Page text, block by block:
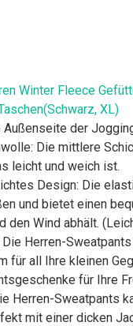
Winter Fleece
XL)
der
Die mittlere
leicht und weich ist.
Design: Die
und bietet einen
den Wind abhält.
Herren-
für all Ihre kleinen
für Ihre
Herren-Sweatpants
mit einer dicken